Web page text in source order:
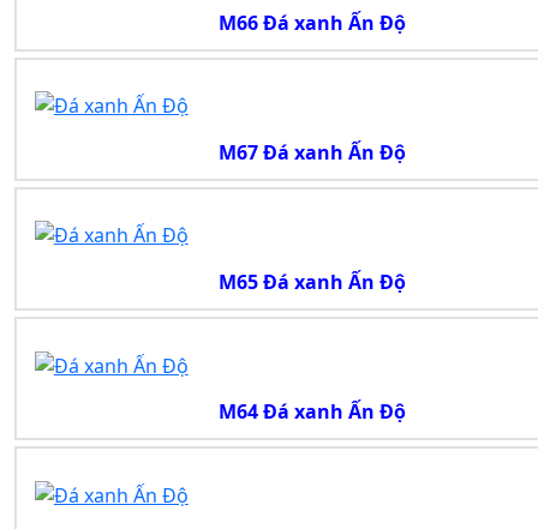
M66 Đá xanh Ấn Độ
M67 Đá xanh Ấn Độ
M65 Đá xanh Ấn Độ
M64 Đá xanh Ấn Độ